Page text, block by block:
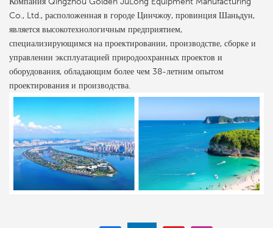
Co., Ltd., расположенная в городе Цинчжоу, провинция Шаньдун,
является высокотехнологичным предприятием,
специализирующимся на проектировании, производстве, сборке и
управлении эксплуатацией природоохранных проектов и
оборудования, обладающим более чем 38-летним опытом
проектирования и производства.